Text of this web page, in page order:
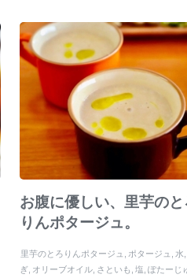
お腹に優しい、里芋のと
りんポタージュ。
里芋のとろりんポタージュ ポタージュ 水
ぎ オリーブオイル さといも 塩 ぽたーじ